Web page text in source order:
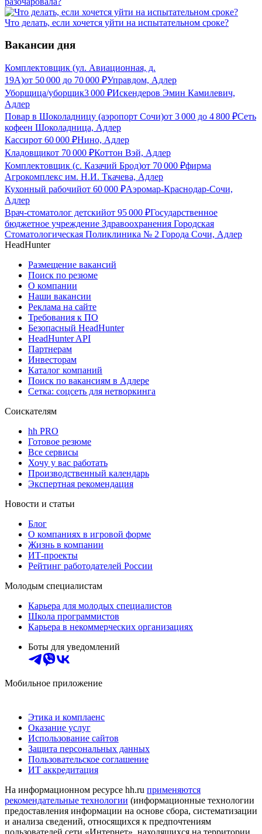
Что делать, если хочется уйти на испытательном сроке?
Вакансии дня
Комплектовщик (ул. Авиационная, д.
19А)от 50 000 до 70 000 ₽Управдом, Адлер
Уборщица/уборщик3 000 ₽Искендеров Эмин Камилевич,
Адлер
Повар в Шоколадницу (аэропорт Сочи)от 3 000 до 4 800 ₽Сеть
кофеен Шоколадница, Адлер
Кассирот 60 000 ₽Нино, Адлер
Кладовщикот 70 000 ₽Коттон Вэй, Адлер
Комплектовщик (с. Казачий Брод)от 70 000 ₽фирма
Агрокомплекс им. Н.И. Ткачева, Адлер
Кухонный рабочийот 60 000 ₽Аэромар-Краснодар-Сочи,
Адлер
Врач-стоматолог детскийот 95 000 ₽Государственное
бюджетное учреждение Здравоохранения Городская
Стоматологическая Поликлиника № 2 Города Сочи, Адлер
HeadHunter
Размещение вакансий
Поиск по резюме
О компании
Наши вакансии
Реклама на сайте
Требования к ПО
Безопасный HeadHunter
HeadHunter API
Партнерам
Инвесторам
Каталог компаний
Поиск по вакансиям в Адлере
Сетка: соцсеть для нетворкинга
Соискателям
hh PRO
Готовое резюме
Все сервисы
Хочу у вас работать
Производственный календарь
Экспертная рекомендация
Новости и статьи
Блог
О компаниях в игровой форме
Жизнь в компании
ИТ-проекты
Рейтинг работодателей России
Молодым специалистам
Карьера для молодых специалистов
Школа программистов
Карьера в некоммерческих организациях
Боты для уведомлений
Мобильное приложение
Этика и комплаенс
Оказание услуг
Использование сайтов
Защита персональных данных
Пользовательское соглашение
ИТ аккредитация
На информационном ресурсе hh.ru применяются
рекомендательные технологии (информационные технологии
предоставления информации на основе сбора, систематизации
и анализа сведений, относящихся к предпочтениям